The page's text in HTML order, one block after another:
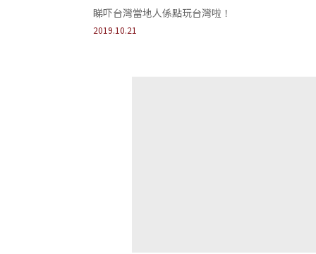
睇吓台灣當地人係點玩台灣啦！
2019.10.21